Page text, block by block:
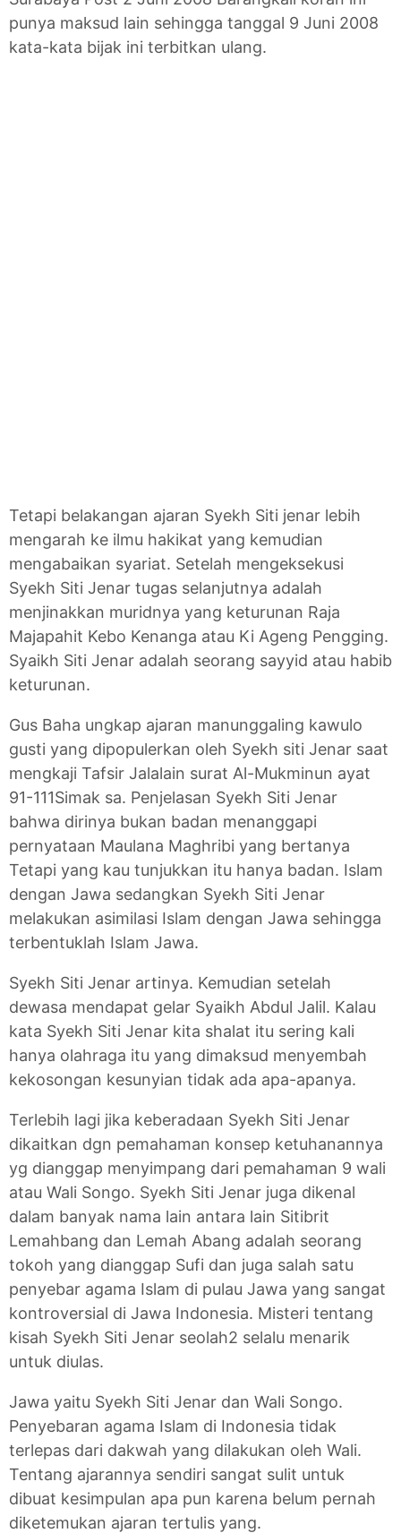
punya maksud lain sehingga tanggal 9 Juni 2008
kata-kata bijak ini terbitkan ulang.
Tetapi belakangan ajaran Syekh Siti jenar lebih
mengarah ke ilmu hakikat yang kemudian
mengabaikan syariat. Setelah mengeksekusi
Syekh Siti Jenar tugas selanjutnya adalah
menjinakkan muridnya yang keturunan Raja
Majapahit Kebo Kenanga atau Ki Ageng Pengging.
Syaikh Siti Jenar adalah seorang sayyid atau habib
keturunan.
Gus Baha ungkap ajaran manunggaling kawulo
gusti yang dipopulerkan oleh Syekh siti Jenar saat
mengkaji Tafsir Jalalain surat Al-Mukminun ayat
91-111Simak sa. Penjelasan Syekh Siti Jenar
bahwa dirinya bukan badan menanggapi
pernyataan Maulana Maghribi yang bertanya
Tetapi yang kau tunjukkan itu hanya badan. Islam
dengan Jawa sedangkan Syekh Siti Jenar
melakukan asimilasi Islam dengan Jawa sehingga
terbentuklah Islam Jawa.
Syekh Siti Jenar artinya. Kemudian setelah
dewasa mendapat gelar Syaikh Abdul Jalil. Kalau
kata Syekh Siti Jenar kita shalat itu sering kali
hanya olahraga itu yang dimaksud menyembah
kekosongan kesunyian tidak ada apa-apanya.
Terlebih lagi jika keberadaan Syekh Siti Jenar
dikaitkan dgn pemahaman konsep ketuhanannya
yg dianggap menyimpang dari pemahaman 9 wali
atau Wali Songo. Syekh Siti Jenar juga dikenal
dalam banyak nama lain antara lain Sitibrit
Lemahbang dan Lemah Abang adalah seorang
tokoh yang dianggap Sufi dan juga salah satu
penyebar agama Islam di pulau Jawa yang sangat
kontroversial di Jawa Indonesia. Misteri tentang
kisah Syekh Siti Jenar seolah2 selalu menarik
untuk diulas.
Jawa yaitu Syekh Siti Jenar dan Wali Songo.
Penyebaran agama Islam di Indonesia tidak
terlepas dari dakwah yang dilakukan oleh Wali.
Tentang ajarannya sendiri sangat sulit untuk
dibuat kesimpulan apa pun karena belum pernah
diketemukan ajaran tertulis yang.